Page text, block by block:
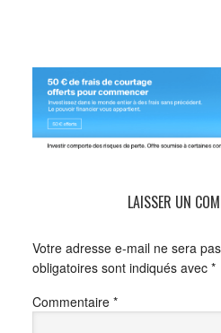
LAISSER UN
Votre adresse e-mail ne sera
obligatoires sont indiqués avec *
Commentaire *